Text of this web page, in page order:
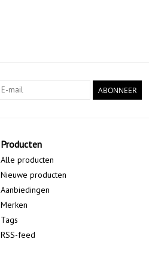
ABONNEER
Producten
Alle producten
Nieuwe producten
Aanbiedingen
Merken
Tags
RSS-feed